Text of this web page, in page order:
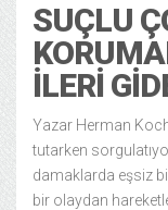
SUÇLU
İLERI
Yazar Herman
tutarken
damaklarda eşsiz
bir olaydan